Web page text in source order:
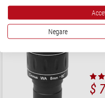
$
Negare